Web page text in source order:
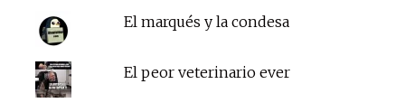
El marqués y la condesa
El peor veterinario ever